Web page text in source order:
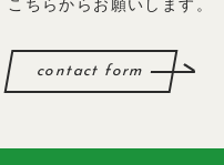
こちらからお願いします。
contact form